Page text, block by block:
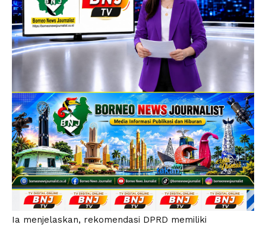
Ia menjelaskan, rekomendasi DPRD memiliki